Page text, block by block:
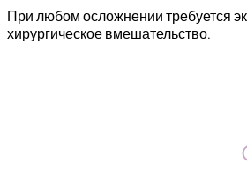
При любом осложнении требуется
хирургическое вмешательство.